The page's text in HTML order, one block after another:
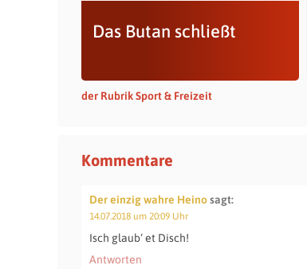
Das Butan schließt
der Rubrik Sport & Freizeit
Kommentare
Der einzig wahre Heinosagt:
14.07.2018 um 20:09 Uhr
Isch glaub‘ et Disch!
Antworten